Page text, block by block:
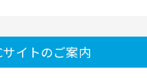
サイトのご案内